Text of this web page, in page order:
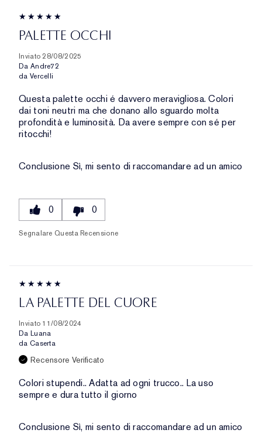
PALETTE OCCHI
Inviato 28/08/2025
Da Andre72
da Vercelli
Questa palette occhi é davvero meravigliosa. Colori
dai toni neutri ma che donano allo sguardo molta
profondità e luminosità. Da avere sempre con sé per
ritocchi!
Conclusione Sì, mi sento di raccomandare ad un amico
0 0
Segnalare Questa Recensione
LA PALETTE DEL CUORE
Inviato 11/08/2024
Da Luana
da Caserta
Recensore Verificato
Colori stupendi.. Adatta ad ogni trucco.. La uso
sempre e dura tutto il giorno
Conclusione Sì, mi sento di raccomandare ad un amico